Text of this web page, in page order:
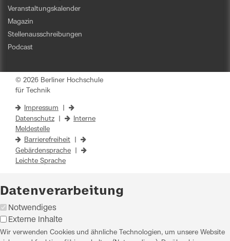
Veranstaltungskalender
Magazin
Stellenausschreibungen
Podcast
© 2026 Berliner Hochschule
für Technik
Impressum
Datenschutz
Interne
Meldestelle
Barrierefreiheit
Gebärdensprache
Leichte Sprache
Datenverarbeitung
Notwendiges
Externe Inhalte
Wir verwenden Cookies und ähnliche Technologien, um unsere Website